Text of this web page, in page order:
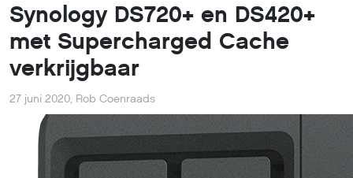
Synology DS720+ en DS420+
met Supercharged Cache
verkrijgbaar
27 juni 2020, Rob Coenraads